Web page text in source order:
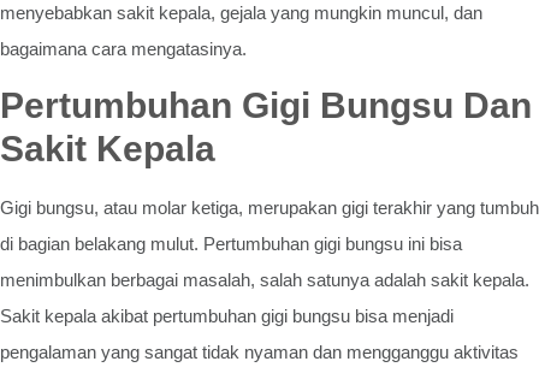
menyebabkan sakit kepala, gejala yang mungkin muncul, dan
bagaimana cara mengatasinya.
Pertumbuhan Gigi Bungsu Dan
Sakit Kepala
Gigi bungsu, atau molar ketiga, merupakan gigi terakhir yang tumbuh
di bagian belakang mulut. Pertumbuhan gigi bungsu ini bisa
menimbulkan berbagai masalah, salah satunya adalah sakit kepala.
Sakit kepala akibat pertumbuhan gigi bungsu bisa menjadi
pengalaman yang sangat tidak nyaman dan mengganggu aktivitas